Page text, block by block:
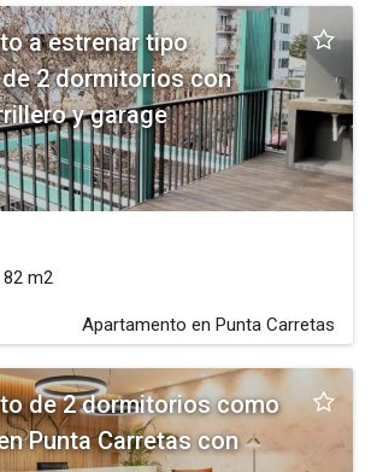
a estrenar tipo
2 dormitorios con
y garage
m2
Apartamento en Punta Carretas
de 2 dormitorios como
Punta Carretas con